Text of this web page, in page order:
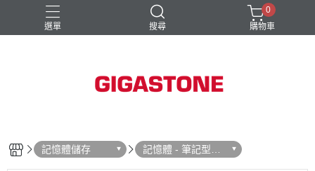
選單 搜尋
0
購物車
記憶體儲存
記憶體 - 筆記型記
憶體 Laptop